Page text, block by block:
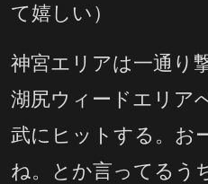
て嬉しい）
神宮エリアは一通り
湖尻ウィードエリア
武にヒットする。お
ね。とか言ってるう